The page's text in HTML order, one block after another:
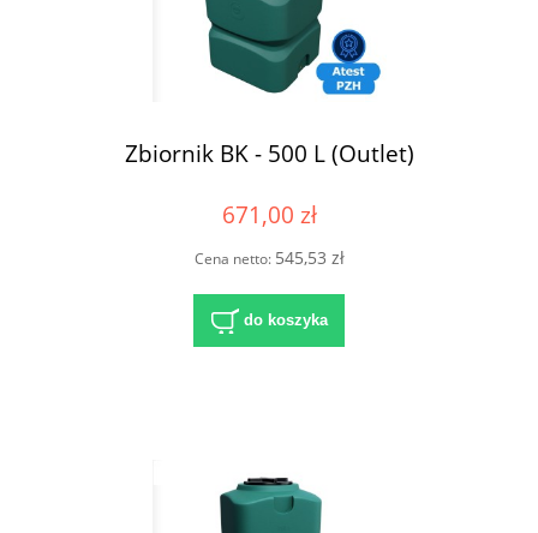
Zbiornik BK - 500 L (Outlet)
671,00 zł
Cena netto: 545,53 zł
do koszyka